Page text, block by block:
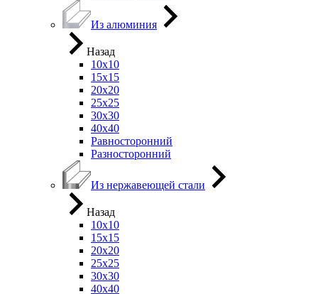
Из алюминия
Назад
10х10
15х15
20х20
25х25
30х30
40х40
Равносторонний
Разносторонний
Из нержавеющей стали
Назад
10х10
15х15
20х20
25х25
30х30
40х40